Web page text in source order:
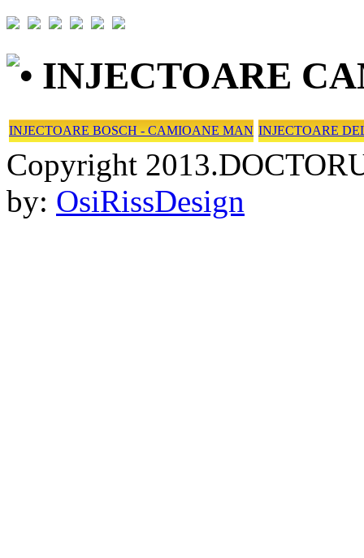
• INJECTOARE
INJECTOARE BOSCH - CAMIOANE MAN INJECTOARE
Copyright
by: OsiRissDesign